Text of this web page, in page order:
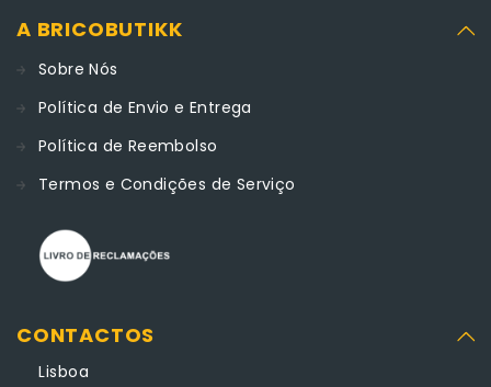
A BRICOBUTIKK
Sobre Nós
Política de Envio e Entrega
Política de Reembolso
Termos e Condições de Serviço
CONTACTOS
Lisboa